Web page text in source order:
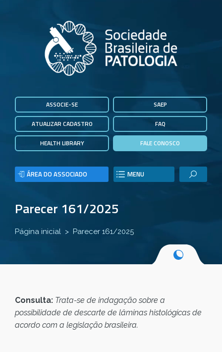
ASSOCIE-SE
ATUALIZAR CADASTRO
HEALTH LIBRARY
SAEP
FAQ
FALE CONOSCO
ÁREA DO ASSOCIADO MENU
Parecer 161/2025
Página inicial Parecer 161/2025
Consulta: Trata-se de indagação sobre a
possibilidade de descarte de lâminas histológicas de
acordo com a legislação brasileira.